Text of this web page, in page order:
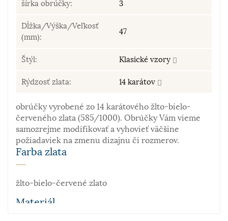
šírka obrúčky: 3
Dĺžka/Výška/Veľkosť
(mm):
47
Štýl: Klasické vzory
Rýdzosť zlata: 14 karátov
obrúčky vyrobené zo 14 karátového žlto-bielo-
červeného zlata (585/1000). Obrúčky Vám vieme
samozrejme modifikovať a vyhovieť väčšine
požiadaviek na zmenu dizajnu či rozmerov.
Farba zlata
žlto-bielo-červené zlato
Materiál